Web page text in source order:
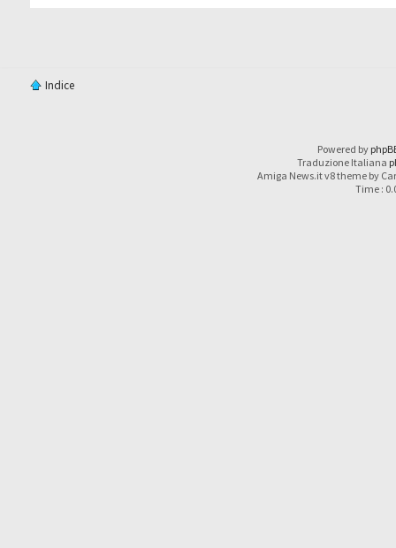
Indice
Powered by
Traduzione Italiana
Amiga News.it v8 theme by
Time :